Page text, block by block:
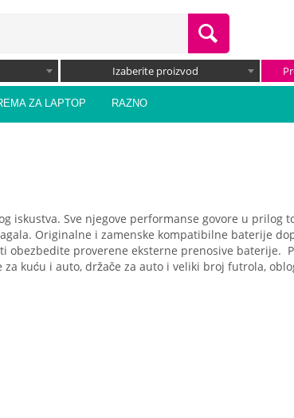
Izaberite proizvod
ZA LAPTOP RAZNO
Sve njegove performanse govore u prilog
Originalne i zamenske kompatibilne baterije
proverene eksterne prenosive baterije.
kuću i auto, držače za auto i veliki broj futrola,